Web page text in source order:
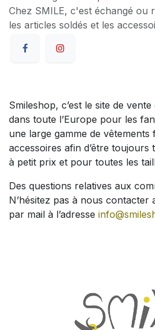
Chez SMILE, c'est échangé ou
les articles soldés et les
Smileshop, c’est le site de
dans toute l’Europe pour les
une large gamme de vêtements
accessoires afin d’être toujours
à petit prix et pour toutes les
Des questions relatives aux
N’hésitez pas à nous contacter
par mail à l’adresse